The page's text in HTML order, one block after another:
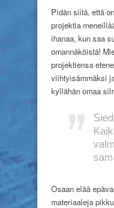
Pidän siitä, että
projektia
ihanaa, kun saa
omannäköistä!
projektiensa
viihtyisämmäksi
kyllähän omaa
Osaan elää
materiaaleja